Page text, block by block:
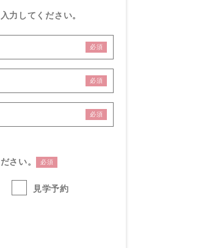
力してください。
必須
必須
必須
さい。 必須
見学予約